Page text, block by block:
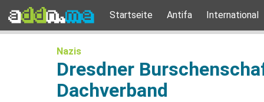
Startseite Antifa International
Nazis
Dresdner
Dachverband